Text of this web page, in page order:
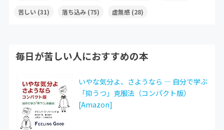
苦しい(31) 落ち込み(75) 虚無感(28)
毎日が苦しい人におすすめの本
いやな気分よ、さようなら ― 自分で学ぶ
「抑うつ」克服法（コンパクト版）
[Amazon]